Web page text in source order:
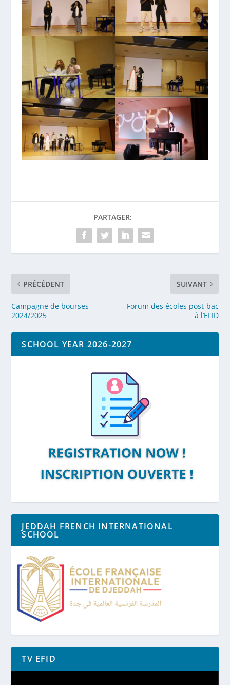
PARTAGER:
PRÉCÉDENT
Campagne de bourses
2024/2025
SUIVANT
Forum des écoles post-bac
à l’EFID
SCHOOL YEAR 2026-2027
JEDDAH FRENCH INTERNATIONAL
SCHOOL
TV EFID
Lecteur